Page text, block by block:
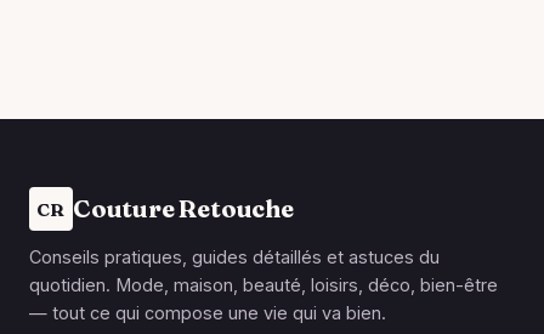
CR Couture Retouche
Conseils pratiques, guides détaillés et astuces du
quotidien. Mode, maison, beauté, loisirs, déco, bien-être
— tout ce qui compose une vie qui va bien.